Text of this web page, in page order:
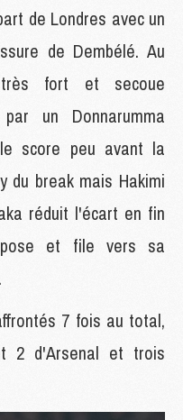
de Londres avec un
de Dembélé. Au
très fort et secoue
un Donnarumma
score peu avant la
du break mais Hakimi
réduit l'écart en fin
et file vers sa
7 fois au total,
2 d'Arsenal et trois